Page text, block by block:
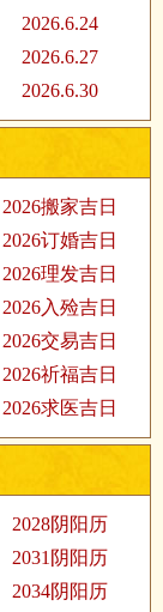
2026.6.24
2026.6.27
2026.6.30
2026搬家吉日
2026订婚吉日
2026理发吉日
2026入殓吉日
2026交易吉日
2026祈福吉日
2026求医吉日
2028阴阳历
2031阴阳历
2034阴阳历